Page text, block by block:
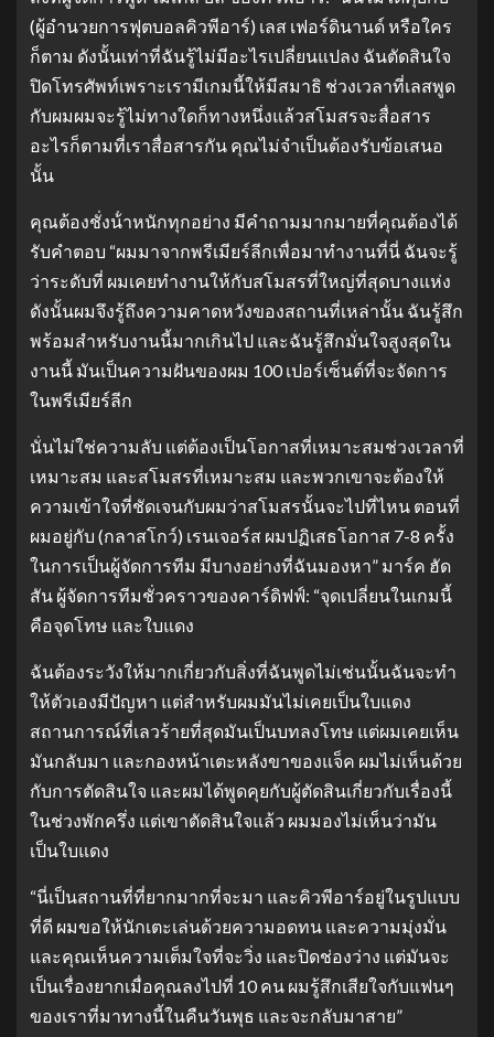
(ผู้อํานวยการฟุตบอลคิวพีอาร์) เลส เฟอร์ดินานด์ หรือใคร
ก็ตาม ดังนั้นเท่าที่ฉันรู้ไม่มีอะไรเปลี่ยนแปลง ฉันตัดสินใจ
ปิดโทรศัพท์เพราะเรามีเกมนี้ให้มีสมาธิ ช่วงเวลาที่เลสพูด
กับผมผมจะรู้ไม่ทางใดก็ทางหนึ่งแล้วสโมสรจะสื่อสาร
อะไรก็ตามที่เราสื่อสารกัน คุณไม่จําเป็นต้องรับข้อเสนอ
นั้น
คุณต้องชั่งน้ําหนักทุกอย่าง มีคําถามมากมายที่คุณต้องได้
รับคําตอบ “ผมมาจากพรีเมียร์ลีกเพื่อมาทํางานที่นี่ ฉันจะรู้
ว่าระดับที่ ผมเคยทํางานให้กับสโมสรที่ใหญ่ที่สุดบางแห่ง
ดังนั้นผมจึงรู้ถึงความคาดหวังของสถานที่เหล่านั้น ฉันรู้สึก
พร้อมสําหรับงานนี้มากเกินไป และฉันรู้สึกมั่นใจสูงสุดใน
งานนี้ มันเป็นความฝันของผม 100 เปอร์เซ็นต์ที่จะจัดการ
ในพรีเมียร์ลีก
นั่นไม่ใช่ความลับ แต่ต้องเป็นโอกาสที่เหมาะสมช่วงเวลาที่
เหมาะสม และสโมสรที่เหมาะสม และพวกเขาจะต้องให้
ความเข้าใจที่ชัดเจนกับผมว่าสโมสรนั้นจะไปที่ไหน ตอนที่
ผมอยู่กับ (กลาสโกว์) เรนเจอร์ส ผมปฏิเสธโอกาส 7-8 ครั้ง
ในการเป็นผู้จัดการทีม มีบางอย่างที่ฉันมองหา” มาร์ค ฮัด
สัน ผู้จัดการทีมชั่วคราวของคาร์ดิฟฟ์: “จุดเปลี่ยนในเกมนี้
คือจุดโทษ และใบแดง
ฉันต้องระวังให้มากเกี่ยวกับสิ่งที่ฉันพูดไม่เช่นนั้นฉันจะทํา
ให้ตัวเองมีปัญหา แต่สําหรับผมมันไม่เคยเป็นใบแดง
สถานการณ์ที่เลวร้ายที่สุดมันเป็นบทลงโทษ แต่ผมเคยเห็น
มันกลับมา และกองหน้าเตะหลังขาของแจ็ค ผมไม่เห็นด้วย
กับการตัดสินใจ และผมได้พูดคุยกับผู้ตัดสินเกี่ยวกับเรื่องนี้
ในช่วงพักครึ่ง แต่เขาตัดสินใจแล้ว ผมมองไม่เห็นว่ามัน
เป็นใบแดง
“นี่เป็นสถานที่ที่ยากมากที่จะมา และคิวพีอาร์อยู่ในรูปแบบ
ที่ดี ผมขอให้นักเตะเล่นด้วยความอดทน และความมุ่งมั่น
และคุณเห็นความเต็มใจที่จะวิ่ง และปิดช่องว่าง แต่มันจะ
เป็นเรื่องยากเมื่อคุณลงไปที่ 10 คน ผมรู้สึกเสียใจกับแฟนๆ
ของเราที่มาทางนี้ในคืนวันพุธ และจะกลับมาสาย”